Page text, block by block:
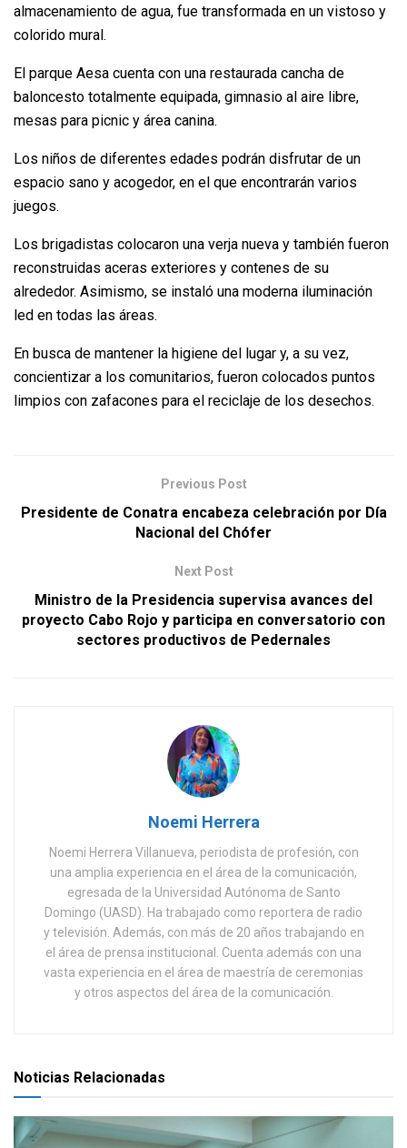
almacenamiento de agua, fue transformada en un vistoso y
colorido mural.
El parque Aesa cuenta con una restaurada cancha de
baloncesto totalmente equipada, gimnasio al aire libre,
mesas para picnic y área canina.
Los niños de diferentes edades podrán disfrutar de un
espacio sano y acogedor, en el que encontrarán varios
juegos.
Los brigadistas colocaron una verja nueva y también fueron
reconstruidas aceras exteriores y contenes de su
alrededor. Asimismo, se instaló una moderna iluminación
led en todas las áreas.
En busca de mantener la higiene del lugar y, a su vez,
concientizar a los comunitarios, fueron colocados puntos
limpios con zafacones para el reciclaje de los desechos.
Previous Post
Presidente de Conatra encabeza celebración por Día
Nacional del Chófer
Next Post
Ministro de la Presidencia supervisa avances del
proyecto Cabo Rojo y participa en conversatorio con
sectores productivos de Pedernales
Noemi Herrera
Noemi Herrera Villanueva, periodista de profesión, con
una amplia experiencia en el área de la comunicación,
egresada de la Universidad Autónoma de Santo
Domingo (UASD). Ha trabajado como reportera de radio
y televisión. Además, con más de 20 años trabajando en
el área de prensa institucional. Cuenta además con una
vasta experiencia en el área de maestría de ceremonias
y otros aspectos del área de la comunicación.
Noticias Relacionadas